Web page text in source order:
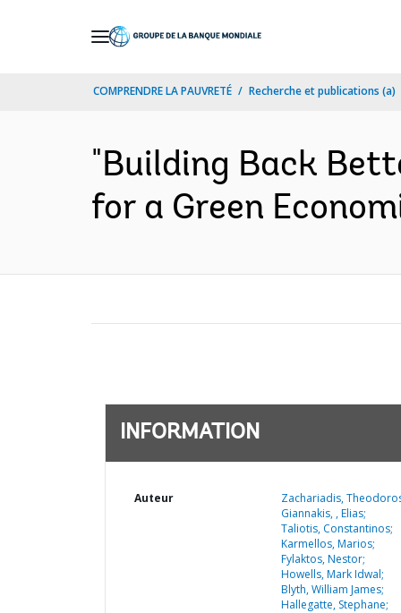
COMPRENDRE LA PAUVRETÉ Recherche et publications (a)
"Building Back
for a Green
INFORMATION
Auteur
Zachariadis,
Giannakis, , Elias;
Taliotis, Constantinos;
Karmellos, Marios;
Fylaktos, Nestor;
Howells, Mark Idwal;
Blyth, William James;
Hallegatte, Stephane;